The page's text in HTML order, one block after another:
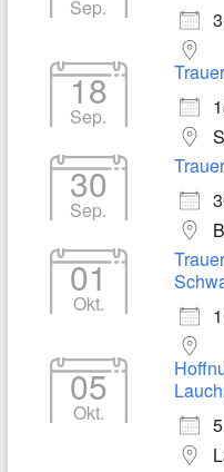
Sep.
18
Sep.
30
Sep.
01
Okt.
05
Okt.